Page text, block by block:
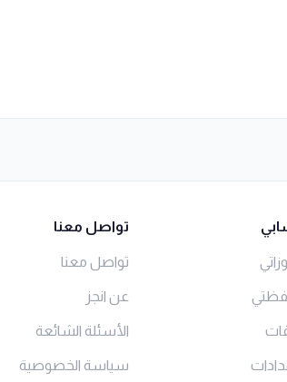
تواصل معنا
تواصل معنا
عن انجز
الأسئلة الشائعة
سياسة الخصوصية